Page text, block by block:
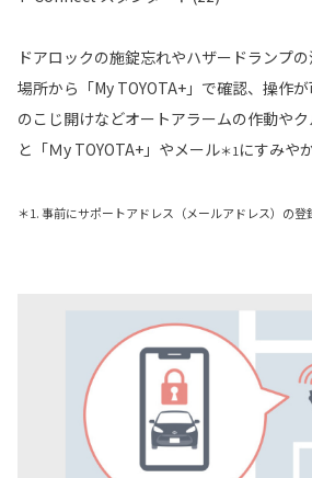
ドアロックの施錠忘れやハザードランプ
場所から「My TOYOTA+」で確認、操作
のこじ開けなどオートアラームの作動や
と「Ｍy TOYOTA+」やメール＊1 にすみや
＊1. 事前にサポートアドレス（メールアドレス）の登